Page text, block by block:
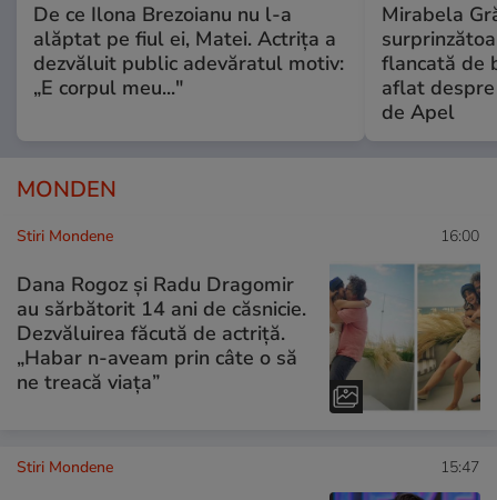
De ce Ilona Brezoianu nu l-a
alăptat pe fiul ei, Matei. Actrița a
dezvăluit public adevăratul motiv:
„E corpul meu..."
Mirabela
flancată de
aflat
de Apel
MONDEN
Stiri Mondene 16:00
Dana Rogoz și Radu Dragomir
au sărbătorit 14 ani de căsnicie.
Dezvăluirea făcută de actriță.
„Habar n-aveam prin câte o să
ne treacă viața”
Stiri Mondene 15:47